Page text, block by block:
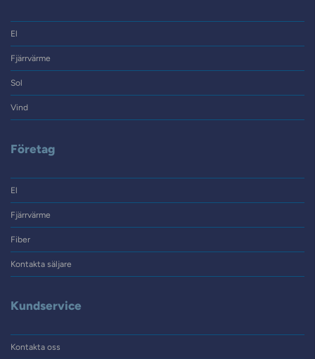
El
Fjärrvärme
Sol
Vind
Företag
El
Fjärrvärme
Fiber
Kontakta säljare
Kundservice
Kontakta oss